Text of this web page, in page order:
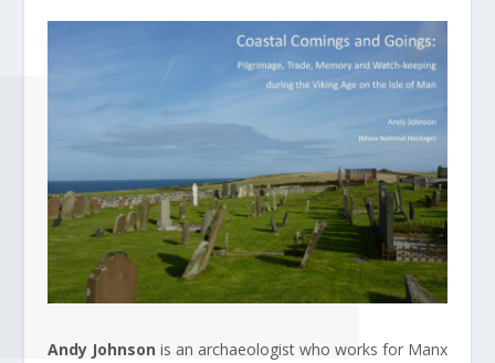
Andy Johnson is an archaeologist who works for Manx